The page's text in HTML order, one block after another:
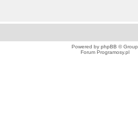
Powered by phpBB © Group
Forum Programosy.pl